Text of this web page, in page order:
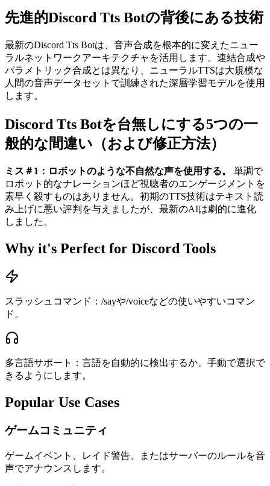
先進的Discord Tts Botの背後にある技術
最新のDiscord Tts Botは、音声合成を根本的に変えたニュー
ラルネットワークアーキテクチャを活用します。連結合成や
パラメトリック合成とは異なり、ニューラルTTSは大規模な
人間の音声データセットで訓練された深層学習モデルを使用
します。
Discord Tts Botを台無しにする5つの一
般的な間違い（および修正方法）
ミス＃1：ロボットのような不自然な声を使用する。
単調で
ロボット的なナレーションほど視聴者のエンゲージメントを
素早く殺すものはありません。初期のTTS技術はテキスト読
み上げに悪い評判を与えましたが、最新のAIは劇的に進化
しました。
Why it's Perfect for Discord Tools
スラッシュコマンド：/sayや/voiceなどの使いやすいコマン
ド。
多言語サポート：言語を自動的に検出するか、手動で選択で
きるようにします。
Popular Use Cases
ゲームコミュニティ
ゲームイベント、レイド警告、またはサーバーのルールを音
声でアナウンスします。